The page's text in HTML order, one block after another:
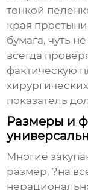
тонкой
края
бумага, чуть
всегда
фактическую
показатель
Размеры и
Многие
размер, ?на